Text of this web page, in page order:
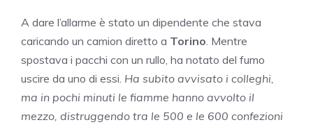
A dare l’allarme è stato un dipendente che stava
caricando un camion diretto a Torino. Mentre
spostava i pacchi con un rullo, ha notato del fumo
uscire da uno di essi. Ha subito avvisato i colleghi,
ma in pochi minuti le fiamme hanno avvolto il
mezzo, distruggendo tra le 500 e le 600 confezioni